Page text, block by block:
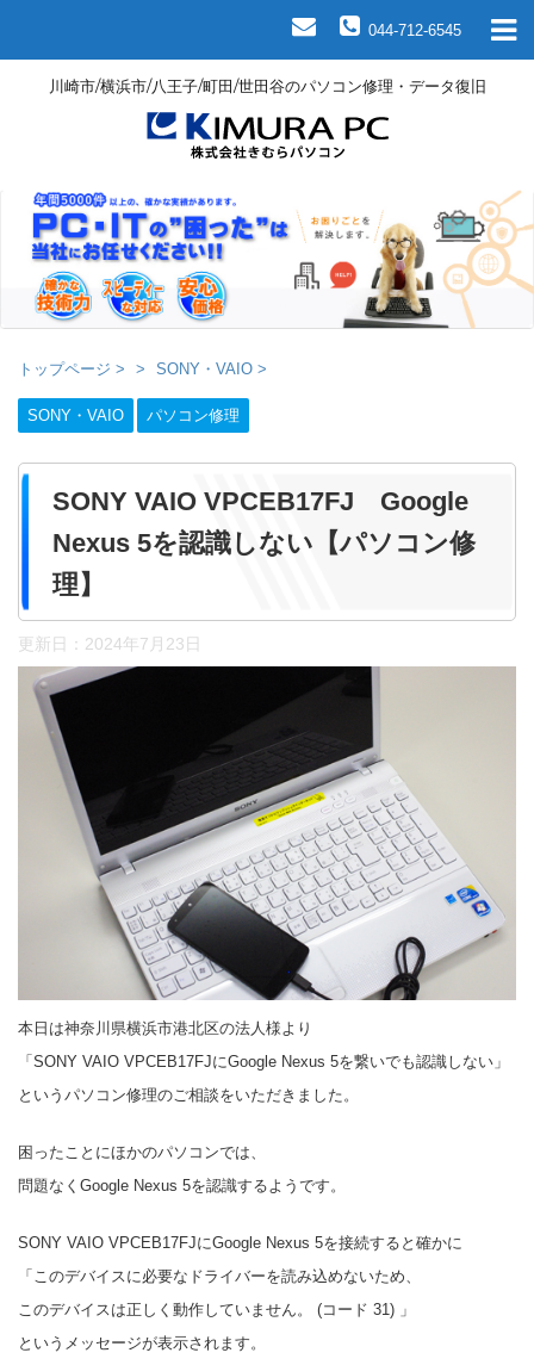
044-712-6545
川崎市/横浜市/八王子/町田/世田谷のパソコン修理・データ復旧
トップページ > SONY・VAIO >
SONY・VAIO パソコン修理
SONY VAIO VPCEB17FJ Google
Nexus 5を認識しない【パソコン修
理】
更新日： 2024年7月23日
本日は神奈川県横浜市港北区の法人様より
「SONY VAIO VPCEB17FJにGoogle Nexus 5を繋いでも認識しない」
というパソコン修理のご相談をいただきました。
困ったことにほかのパソコンでは、
問題なくGoogle Nexus 5を認識するようです。
SONY VAIO VPCEB17FJにGoogle Nexus 5を接続すると確かに
「このデバイスに必要なドライバーを読み込めないため、
このデバイスは正しく動作していません。 (コード 31) 」
というメッセージが表示されます。